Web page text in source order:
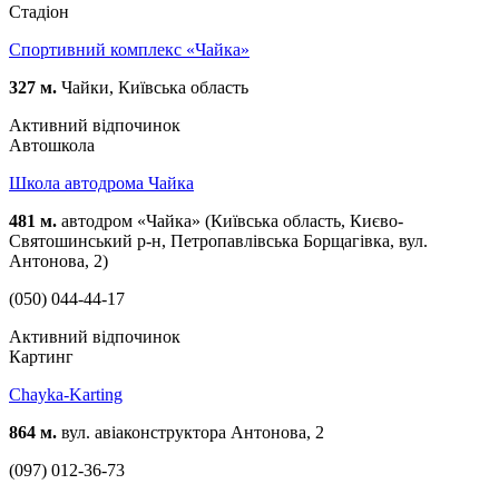
Стадіон
Спортивний комплекс «Чайка»
327 м. Чайки, Київська область
Активний відпочинок
Автошкола
Школа автодрома Чайка
481 м. автодром «Чайка» (Київська область, Києво-
Святошинський р-н, Петропавлівська Борщагівка, вул.
Антонова, 2)
(050) 044-44-17
Активний відпочинок
Картинг
Chayka-Karting
864 м. вул. авіаконструктора Антонова, 2
(097) 012-36-73